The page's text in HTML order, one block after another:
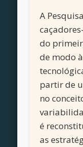
A
do
de modo
partir de
no
é
as